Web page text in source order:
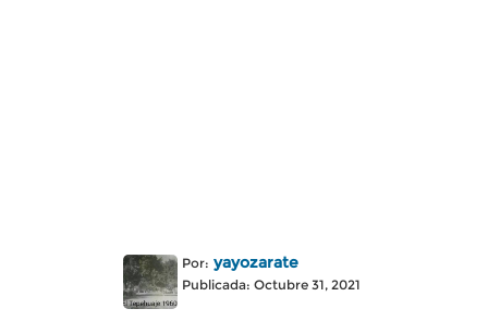
Por: yayozarate
Publicada: Octubre 31, 2021